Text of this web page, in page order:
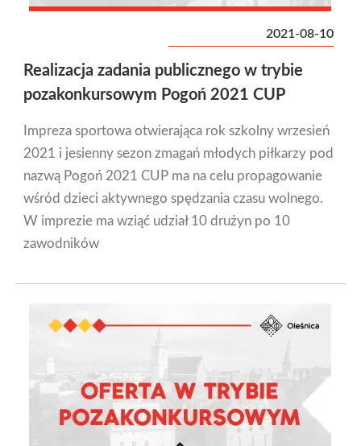
2021-08-10
Realizacja zadania publicznego w trybie
pozakonkursowym Pogoń 2021 CUP
Impreza sportowa otwierająca rok szkolny wrzesień
2021 i jesienny sezon zmagań młodych piłkarzy pod
nazwą Pogoń 2021 CUP ma na celu propagowanie
wśród dzieci aktywnego spędzania czasu wolnego.
W imprezie ma wziąć udział 10 drużyn po 10
zawodników